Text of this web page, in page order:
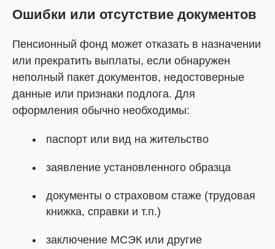
Ошибки или отсутствие документов
Пенсионный фонд может отказать в назначении
или прекратить выплаты, если обнаружен
неполный пакет документов, недостоверные
данные или признаки подлога. Для
оформления обычно необходимы:
паспорт или вид на жительство
заявление установленного образца
документы о страховом стаже (трудовая
книжка, справки и т.п.)
заключение МСЭК или другие